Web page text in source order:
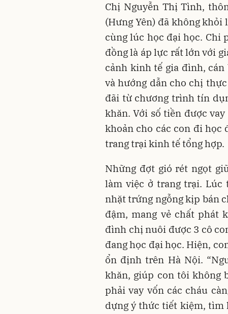
Chị Nguyễn Thị Tình,
(Hưng Yên) đã không
cùng lúc học đại học. Chi
đồng là áp lực rất lớn với
cảnh kinh tế gia đình,
và hướng dẫn cho chị
đãi từ chương trình tín
khăn. Với số tiền được
khoản cho các con đi học
trang trại kinh tế tổng hợp.
Những đợt gió rét ngọt
làm việc ở trang trại. Lúc
nhặt trứng ngỗng kịp bán
đậm, mang vẻ chất phát
đình chị nuôi được 3 cô
đang học đại học. Hiện,
ổn định trên Hà Nội.
khăn, giúp con tôi không
phải vay vốn các cháu
dựng ý thức tiết kiệm, tìm